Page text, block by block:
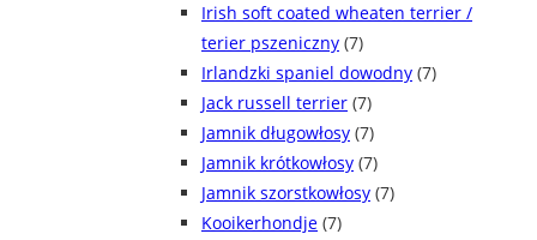
Irish soft coated wheaten terrier /
terier pszeniczny (7)
Irlandzki spaniel dowodny (7)
Jack russell terrier (7)
Jamnik długowłosy (7)
Jamnik krótkowłosy (7)
Jamnik szorstkowłosy (7)
Kooikerhondje (7)